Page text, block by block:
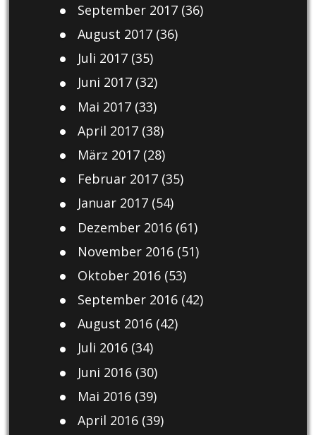
September 2017(36)
August 2017(36)
Juli 2017(35)
Juni 2017(32)
Mai 2017(33)
April 2017(38)
März 2017(28)
Februar 2017(35)
Januar 2017(54)
Dezember 2016(61)
November 2016(51)
Oktober 2016(53)
September 2016(42)
August 2016(42)
Juli 2016(34)
Juni 2016(30)
Mai 2016(39)
April 2016(39)